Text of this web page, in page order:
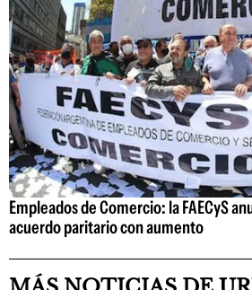
Empleados de Comercio: la FAECyS
acuerdo paritario con aumento